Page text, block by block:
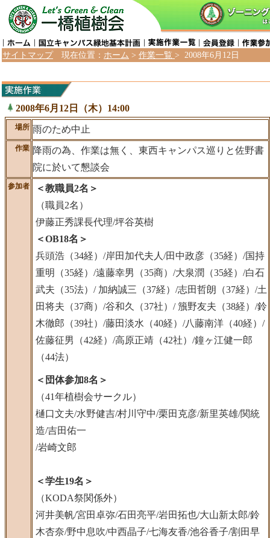
サイトマップ 現在位置： ホーム > 作業一覧 > 2008年6月12日
2008年6月12日（木）14:00
場所 雨のため中止
作業 降雨の為、作業は無く、東西キャンパス巡りと佐野書
院に於いて懇談会
参加者
＜教職員2名＞
（職員2名）
伊藤正秀課長代理/坪谷英樹
＜OB18名＞
兵頭浩（34経）/岸田加代夫人/田中政彦（35経）/国持
重明（35経）/遠藤幸男（35商）/大泉潤（35経）/白石
武夫（35法）/ 加納誠三（37経）/志田哲朗（37経）/土
田将夫（37商）/谷和久（37社）/ 籏野友夫（38経）/鈴
木徹郎（39社）/藤田淡水（40経）/八藤南洋（40経）/
佐藤征男（42経）/高原正靖（42社）/鐘ヶ江健一郎
（44法）
＜団体参加8名＞
（41年植樹会サークル）
樋口文夫/水野健吉/村川守中/栗田克彦/新里英雄/関統
造/吉田佑一
/岩崎文郎
＜学生19名＞
（KODA祭関係外）
河井美帆/宮田卓弥/石田亮平/岩田拓也/大山新太郎/鈴
木杏奈/野中息吹/中西晶子/七海友香/池谷香子/割田早